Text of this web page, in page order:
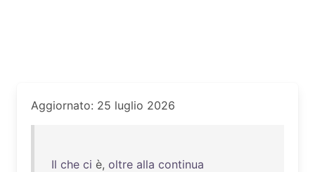
Aggiornato: 25 luglio 2026
Il che ci è, oltre alla continua